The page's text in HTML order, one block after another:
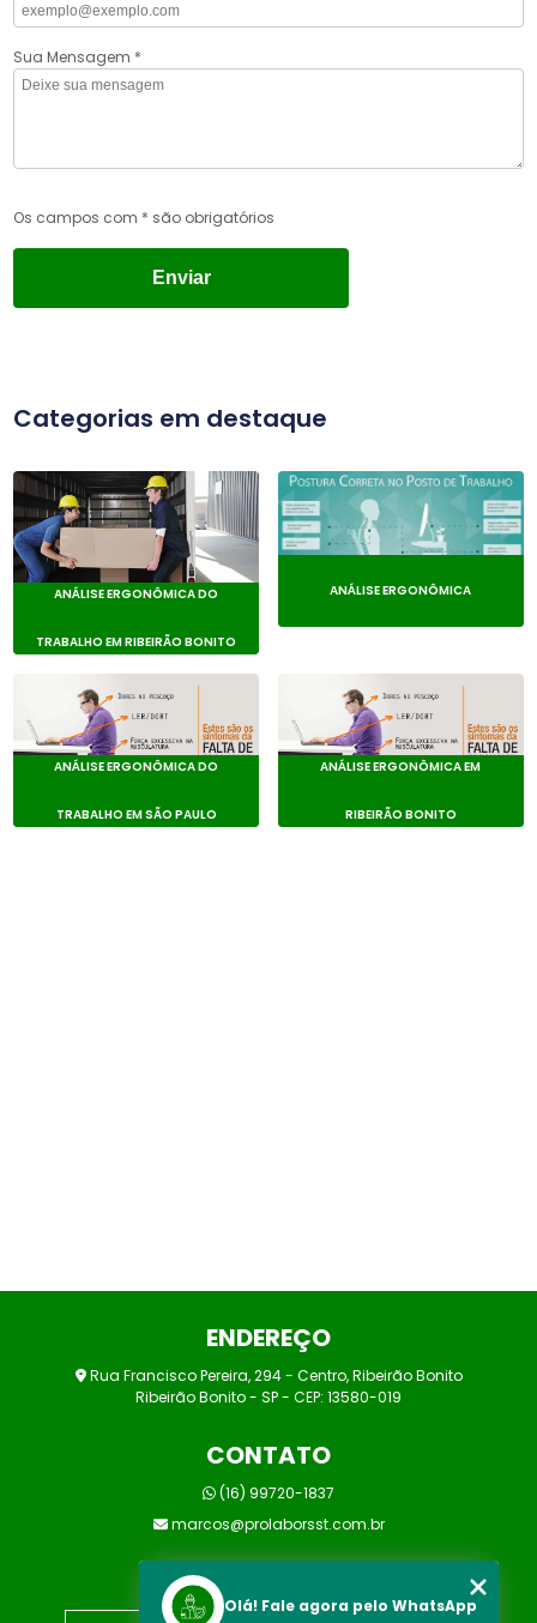
Sua Mensagem *
Os campos com * são obrigatórios
Categorias em destaque
ANÁLISE ERGONÔMICA DO
TRABALHO EM RIBEIRÃO BONITO
ANÁLISE ERGONÔMICA
ANÁLISE ERGONÔMICA DO
TRABALHO EM SÃO PAULO
ANÁLISE ERGONÔMICA EM
RIBEIRÃO BONITO
ENDEREÇO
Rua Francisco Pereira, 294 - Centro, Ribeirão Bonito
Ribeirão Bonito - SP - CEP: 13580-019
CONTATO
(16) 99720-1837
marcos@prolaborsst.com.br
Olá! Fale agora pelo WhatsApp